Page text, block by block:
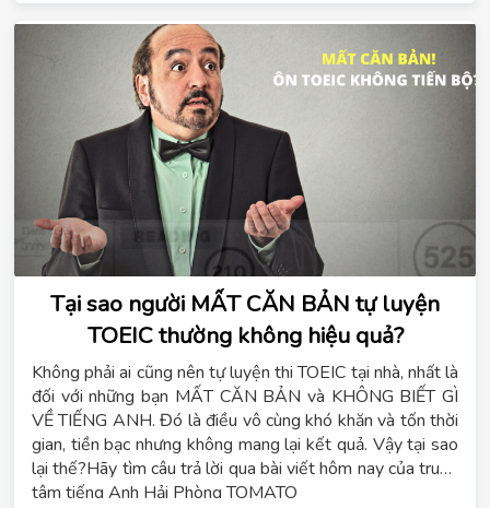
Tại sao người MẤT CĂN BẢN tự luyện
TOEIC thường không hiệu quả?
Không phải ai cũng nên tự luyện thi TOEIC tại nhà, nhất là
đối với những bạn MẤT CĂN BẢN và KHÔNG BIẾT GÌ
VỀ TIẾNG ANH. Đó là điều vô cùng khó khăn và tốn thời
gian, tiền bạc nhưng không mang lại kết quả. Vậy tại sao
lại thế?Hãy tìm câu trả lời qua bài viết hôm nay của trung
tâm tiếng Anh Hải Phòng TOMATO